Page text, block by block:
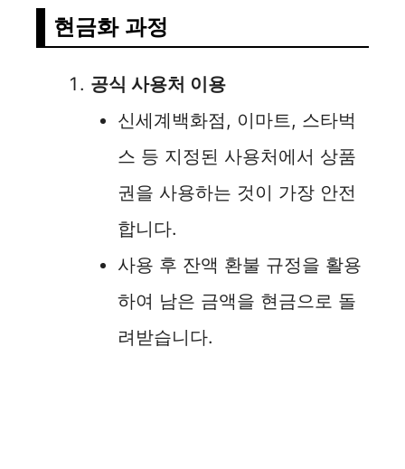
현금화 과정
공식 사용처 이용
신세계백화점, 이마트, 스타벅
스 등 지정된 사용처에서 상품
권을 사용하는 것이 가장 안전
합니다.
사용 후 잔액 환불 규정을 활용
하여 남은 금액을 현금으로 돌
려받습니다.